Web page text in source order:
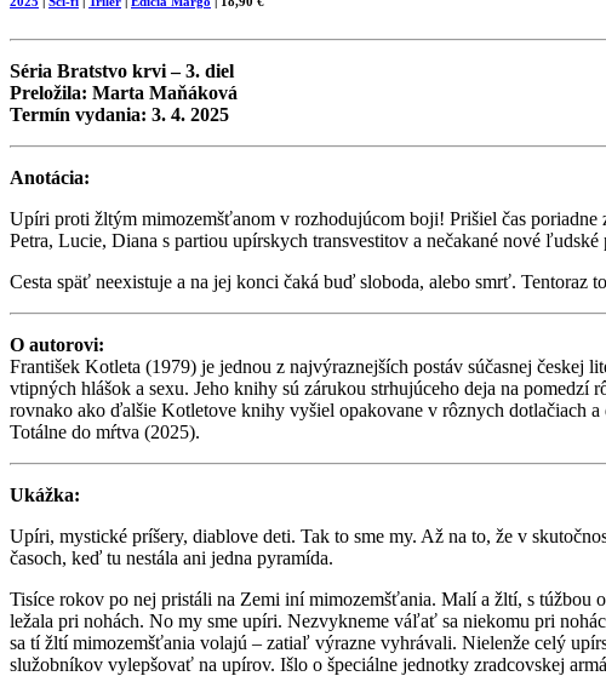
Séria Bratstvo krvi – 3. diel
Preložila: Marta Maňáková
Termín vydania: 3. 4. 2025
Anotácia:
Upíri proti žltým mimozemšťanom v rozhodujúcom boji! Prišiel čas
Petra, Lucie, Diana s partiou upírskych transvestitov a nečakané nové
Cesta späť neexistuje a na jej konci čaká buď sloboda, alebo smrť. Tentoraz
O autorovi:
František Kotleta (1979) je jednou z najvýraznejších postáv súčasnej českej
vtipných hlášok a sexu. Jeho knihy sú zárukou strhujúceho deja na
rovnako ako ďalšie Kotletove knihy vyšiel opakovane v rôznych dotlačiach
Totálne do mŕtva (2025).
Ukážka:
Upíri, mystické príšery, diablove deti. Tak to sme my. Až na to, že v
časoch, keď tu nestála ani jedna pyramída.
Tisíce rokov po nej pristáli na Zemi iní mimozemšťania. Malí a žltí, s
ležala pri nohách. No my sme upíri. Nezvykneme váľať sa niekomu pri
sa tí žltí mimozemšťania volajú – zatiaľ výrazne vyhrávali. Nielenže celý
služobníkov vylepšovať na upírov. Išlo o špeciálne jednotky zradcovskej